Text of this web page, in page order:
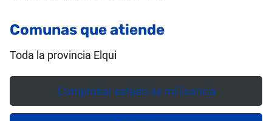
Comunas que atiende
Toda la provincia Elqui
Comprobar estado de mi licencia